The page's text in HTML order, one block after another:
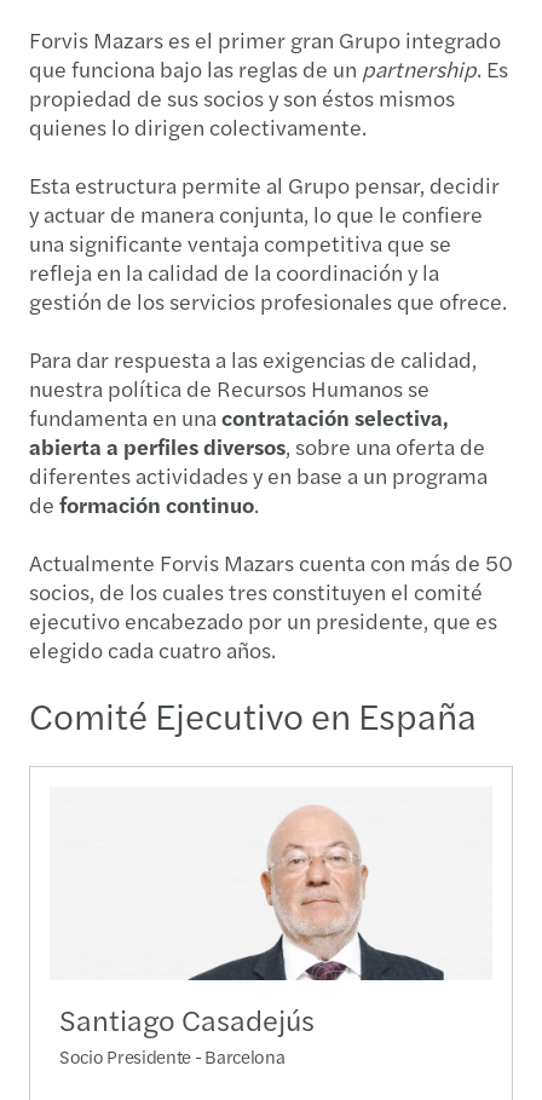
Forvis Mazars es el primer gran Grupo integrado
que funciona bajo las reglas de un partnership. Es
propiedad de sus socios y son éstos mismos
quienes lo dirigen colectivamente.
Esta estructura permite al Grupo pensar, decidir
y actuar de manera conjunta, lo que le confiere
una significante ventaja competitiva que se
refleja en la calidad de la coordinación y la
gestión de los servicios profesionales que ofrece.
Para dar respuesta a las exigencias de calidad,
nuestra política de Recursos Humanos se
fundamenta en una contratación selectiva,
abierta a perfiles diversos, sobre una oferta de
diferentes actividades y en base a un programa
de formación continuo.
Actualmente Forvis Mazars cuenta con más de 50
socios, de los cuales tres constituyen el comité
ejecutivo encabezado por un presidente, que es
elegido cada cuatro años.
Comité Ejecutivo en España
Santiago Casadejús
Socio Presidente - Barcelona